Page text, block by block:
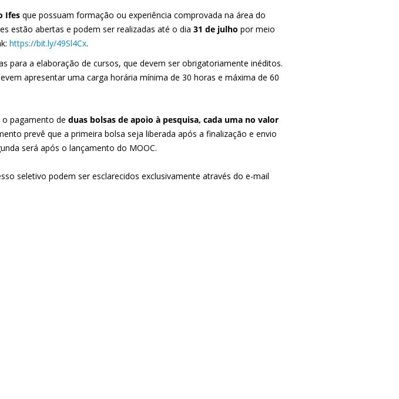
Ifes que possuam formação ou experiência comprovada na área do
estão abertas e podem ser realizadas até o dia 31 de julho por meio
https://bit.ly/49Sl4Cx.
para a elaboração de cursos, que devem ser obrigatoriamente inéditos.
apresentar uma carga horária mínima de 30 horas e máxima de 60
pagamento de duas bolsas de apoio à pesquisa, cada uma no valor
prevê que a primeira bolsa seja liberada após a finalização e envio
será após o lançamento do MOOC.
seletivo podem ser esclarecidos exclusivamente através do e-mail